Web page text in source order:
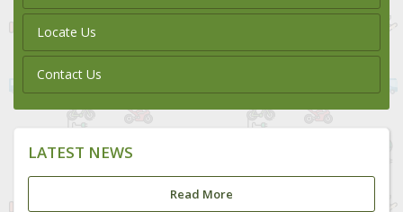
Locate Us
Contact Us
LATEST NEWS
Read More